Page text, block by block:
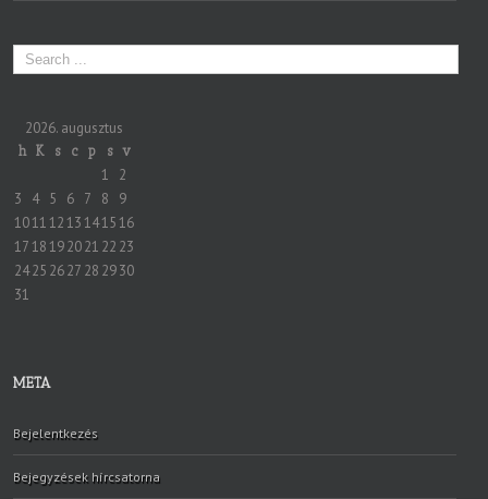
2026. augusztus
h K s c p s v
1
2
3
4 5 6 7 8
9
10111213141516
1718192021 22 23
2425 2627 28 2930
31
META
Bejelentkezés
Bejegyzések hírcsatorna